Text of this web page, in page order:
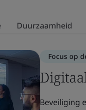
Duurzaamheid
Focus op
Beveiliging